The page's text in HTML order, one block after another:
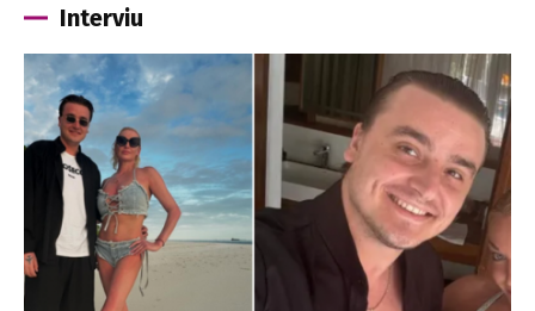
Interviu